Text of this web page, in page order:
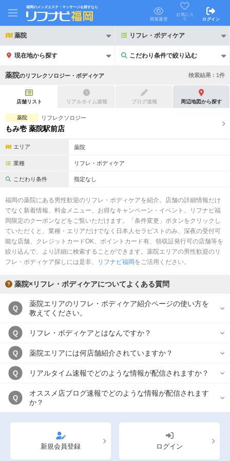
福岡のメンズエステ・マッサージを探すなら
閲覧履歴
お気に入
り
ログイン
薬院 リフレ・ボディケア
現在地から探す こだわり条件で絞り込む
こだわり条件で絞り込む
21時以降も受付
2名様歓迎 団体様歓迎
完全個室 半個室あり
ペアルームあり シャワー室完備
日本人スタッフのみ
スタッフ指名可 Ｗセラピスト
駅から徒歩5分以内
薬院のリフレクソロジー・ボディケア 検索結果 : 1件
店舗リスト リアルタイム速報 ブログ速報 周辺地図から探す
薬院 リフレクソロジー
もみ壱 薬院駅前店
エリア 薬院
業種 リフレ・ボディケア
こだわり条件 指定なし
福岡の薬院にある男性歓迎のリフレ・ボディケアを紹介。店舗の詳細情報だけ
でなく新着情報、料金メニュー、お得なキャンペーン・イベント、リフナビ福
岡限定のクーポンなどをご覧いただけます。「条件変更」ボタンをクリックし
ていただくと、業種・エリアだけでなく日本人セラピストのみ、深夜の受付可
能な店舗、クレジットカードOK、ポイントカード有、領収証発行可の店舗等を
絞り込んで、より詳細に検索することができます。薬院エリアの男性歓迎のリ
フレ・ボディケア探しには是非、
リフナビ福岡 をご活用ください。
薬院×リフレ・ボディケアについてよくある質問
Q
薬院エリアのリフレ・ボディケア紹介ページの使い方を
教えてください。
Q リフレ・ボディケアとはなんですか？
Q 薬院エリアには何店舗紹介されていますか？
Q リアルタイム速報でどのような情報が配信されますか？
Q
オススメ店ブログ速報でどのような情報が配信されます
か？
新規会員登録 ログイン